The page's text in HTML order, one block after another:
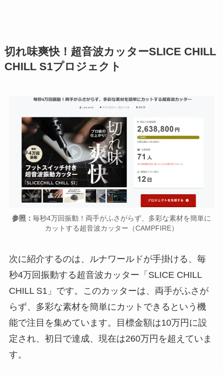
切れ味爽快！超音波カッターSLICE CHILL
CHILL S1プロジェクト
参照： 毎秒4万回振動！両手がふさがらず、多彩な素材を簡単に
カットする超音波カッター（CAMPFIRE）
次に紹介するのは、ルナワールドが手掛ける、毎
秒4万回振動する超音波カッター「SLICE CHILL
CHILL S1」です。このカッターは、両手がふさが
らず、多彩な素材を簡単にカットできるという機
能で注目を集めています。目標金額は10万円に設
定され、初日で達成、現在は260万円を超えていま
す。